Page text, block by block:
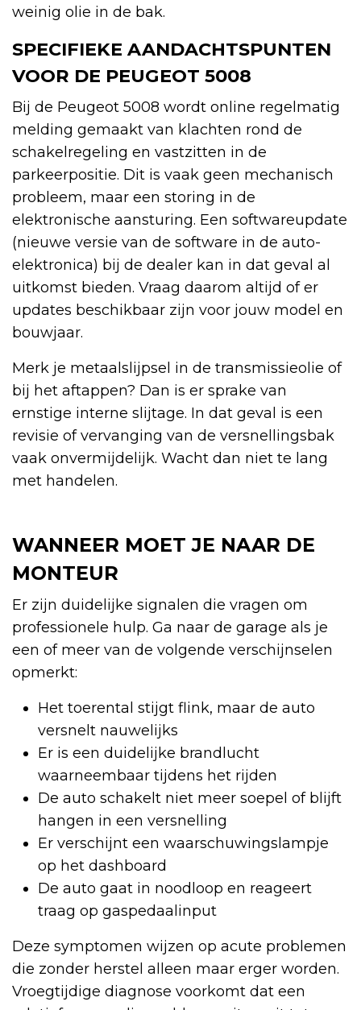
weinig olie in de bak.
SPECIFIEKE AANDACHTSPUNTEN
VOOR DE PEUGEOT 5008
Bij de Peugeot 5008 wordt online regelmatig
melding gemaakt van klachten rond de
schakelregeling en vastzitten in de
parkeerpositie. Dit is vaak geen mechanisch
probleem, maar een storing in de
elektronische aansturing. Een softwareupdate
(nieuwe versie van de software in de auto-
elektronica) bij de dealer kan in dat geval al
uitkomst bieden. Vraag daarom altijd of er
updates beschikbaar zijn voor jouw model en
bouwjaar.
Merk je metaalslijpsel in de transmissieolie of
bij het aftappen? Dan is er sprake van
ernstige interne slijtage. In dat geval is een
revisie of vervanging van de versnellingsbak
vaak onvermijdelijk. Wacht dan niet te lang
met handelen.
WANNEER MOET JE NAAR DE
MONTEUR
Er zijn duidelijke signalen die vragen om
professionele hulp. Ga naar de garage als je
een of meer van de volgende verschijnselen
opmerkt:
Het toerental stijgt flink, maar de auto
versnelt nauwelijks
Er is een duidelijke brandlucht
waarneembaar tijdens het rijden
De auto schakelt niet meer soepel of blijft
hangen in een versnelling
Er verschijnt een waarschuwingslampje
op het dashboard
De auto gaat in noodloop en reageert
traag op gaspedaalinput
Deze symptomen wijzen op acute problemen
die zonder herstel alleen maar erger worden.
Vroegtijdige diagnose voorkomt dat een